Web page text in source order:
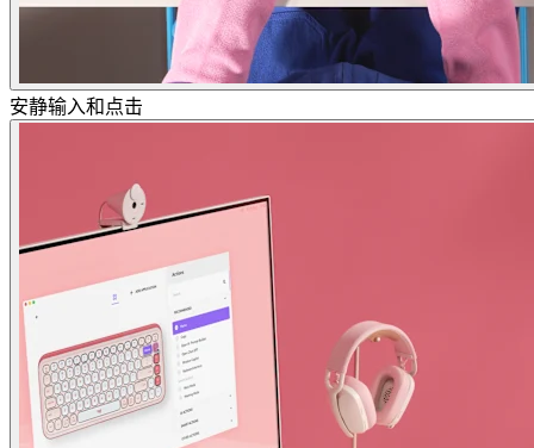
安静输入和点击